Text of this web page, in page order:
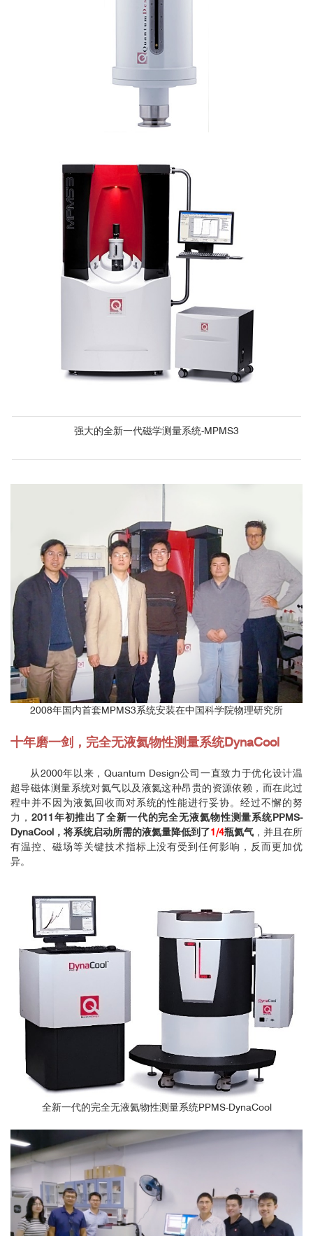
强大的全新一代磁学测量系统-MPMS3
2008年国内首套MPMS3系统安装在中国科学院物理研究所
十年磨一剑，完全无液氦物性测量系统DynaCool
从2000年以来，Quantum Design公司一直致力于优化设计温
超导磁体测量系统对氦气以及液氦这种昂贵的资源依赖，而在此过
程中并不因为液氦回收而对系统的性能进行妥协。经过不懈的努
力， 2011年初推出了全新一代的完全无液氦物性测量系统PPMS-
DynaCool，将系统启动所需的液氦量降低到了1/4瓶氦气 ，并且在所
有温控、磁场等关键技术指标上没有受到任何影响，反而更加优
异。
全新一代的完全无液氦物性测量系统PPMS-DynaCool